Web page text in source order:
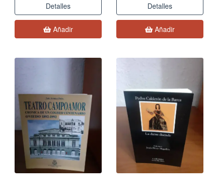
Detalles
Añadir
Detalles
Añadir